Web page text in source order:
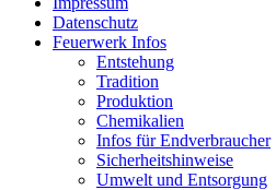
Datenschutz
Feuerwerk Infos
Entstehung
Tradition
Produktion
Chemikalien
Infos für Endverbraucher
Sicherheitshinweise
Umwelt und Entsorgung